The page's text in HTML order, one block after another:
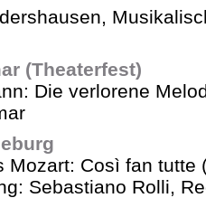
(Theaterfest)
Die verlorene
Mozart: Così fan tutte
Sebastiano Rolli,